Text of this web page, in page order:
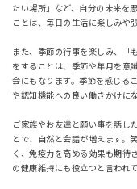
たい場所」など、自分の未来を
ことは、毎日の生活に楽しみや
また、季節の行事を楽しみ、「
をすることは、季節や年月を意
会にもなります。季節を感じる
や認知機能への良い働きかけに
ご家族やお友達と願い事を話し
とで、自然と会話が増えます。
く、免疫力を高める効果も期待
の健康維持にも役立つと言われて